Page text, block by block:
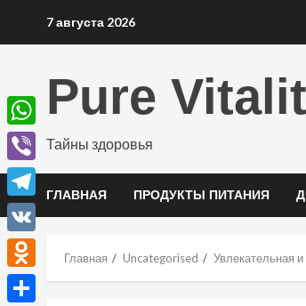
7 августа 2026
Pure
Тайны здоровья
ГЛАВНАЯ ПРОДУКТЫ ПИТАНИЯ
Главная Uncategorised Увлекательная
WhatsApp
Viber
Telegram
VK
Odnoklassniki